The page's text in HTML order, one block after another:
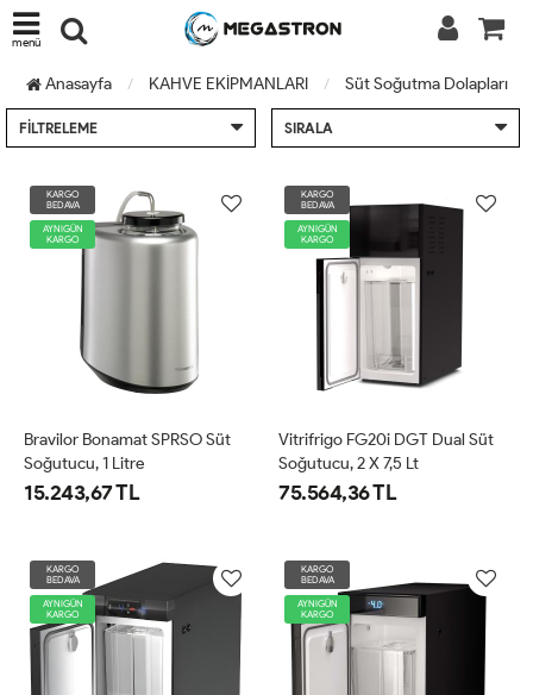
menü
Anasayfa KAHVE EKİPMANLARI Süt Soğutma Dolapları
FILTRELEME SIRALA
KARGO
BEDAVA
AYNIGÜN
KARGO
Bravilor Bonamat SPRSO Süt
Soğutucu, 1 Litre
15.243,67 TL
KARGO
BEDAVA
AYNIGÜN
KARGO
Vitrifrigo FG20i DGT Dual Süt
Soğutucu, 2 X 7,5 Lt
75.564,36 TL
KARGO
BEDAVA
AYNIGÜN
KARGO
KARGO
BEDAVA
AYNIGÜN
KARGO